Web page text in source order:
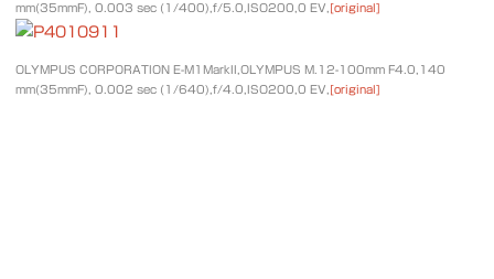
mm(35mmF), 0.003 sec (1/400),f/5.0,ISO200,0 EV, [original]
OLYMPUS CORPORATION E-M1MarkII,OLYMPUS M.12-100mm F4.0,140
mm(35mmF), 0.002 sec (1/640),f/4.0,ISO200,0 EV, [original]